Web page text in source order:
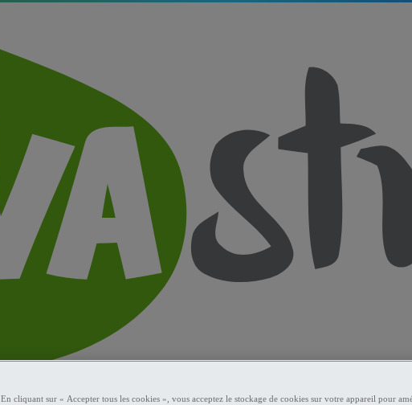
En cliquant sur « Accepter tous les cookies », vous acceptez le stockage de cookies sur votre appareil pour